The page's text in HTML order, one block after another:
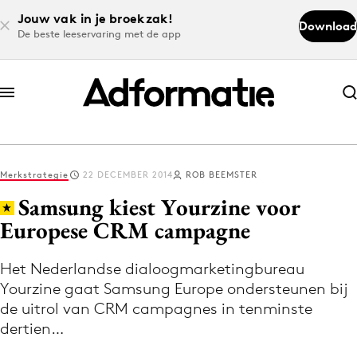
Jouw vak in je broekzak!
De beste leeservaring met de app
Download
Abonneer nu
Abonneer nu
Log in
Download de app
Volg het laatste nieuws via de Adformatie
Nieuws app
Merkstrategie 22 DECEMBER 2014 ROB BEEMSTER
Samsung kiest Yourzine voor
Europese CRM campagne
Het Nederlandse dialoogmarketingbureau
Yourzine gaat Samsung Europe ondersteunen bij
de uitrol van CRM campagnes in tenminste
dertien…